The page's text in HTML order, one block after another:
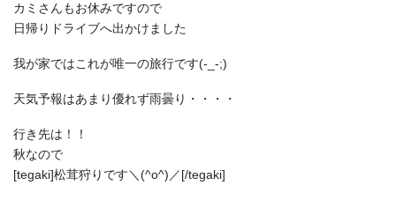
カミさんもお休みですので
日帰りドライブへ出かけました
我が家ではこれが唯一の旅行です(-_-;)
天気予報はあまり優れず雨曇り・・・・
行き先は！！
秋なので
[tegaki]松茸狩りです＼(^o^)／[/tegaki]